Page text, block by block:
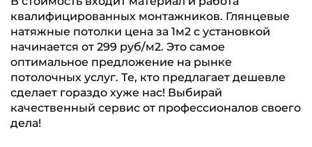
квалифицированных монтажников. Глянцевые
натяжные потолки цена за 1м2 с установкой
начинается от 299 руб/м2. Это самое
оптимальное предложение на рынке
потолочных услуг. Те, кто предлагает дешевле
сделает гораздо хуже нас! Выбирай
качественный сервис от профессионалов своего
дела!